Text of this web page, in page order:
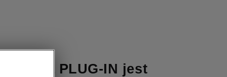
hybryda PLUG-IN jest